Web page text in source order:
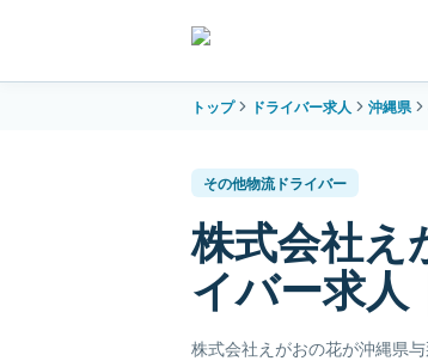
トップ ドライバー求人 沖縄県
その他物流ドライバー
株式会社え
イバー求人
株式会社えがおの花が沖縄県